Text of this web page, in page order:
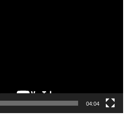
04:04